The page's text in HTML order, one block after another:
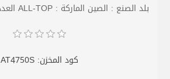
بلد الصنع : الصين الماركة : ALL-TOP العدد : قطعتين ( طقم )
كود المخزن: AT4750S